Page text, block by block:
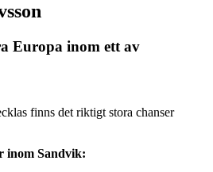
Europa inom ett av
finns det riktigt stora chanser
inom Sandvik: